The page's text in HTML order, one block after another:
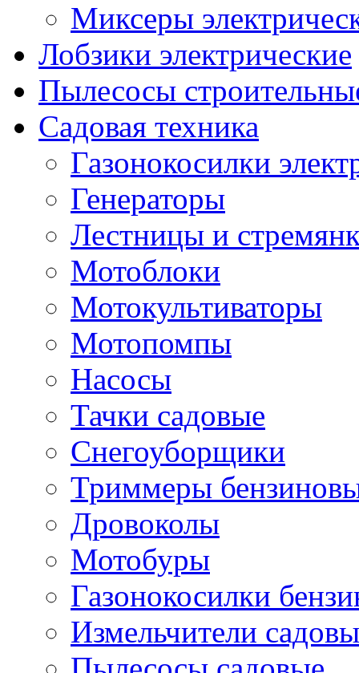
Миксеры
Лобзики электрические
Пылесосы
Садовая техника
Газонокосилки
Генераторы
Лестницы и
Мотоблоки
Мотокультиваторы
Мотопомпы
Насосы
Тачки садовые
Снегоуборщики
Триммеры
Дровоколы
Мотобуры
Газонокосилки
Измельчители